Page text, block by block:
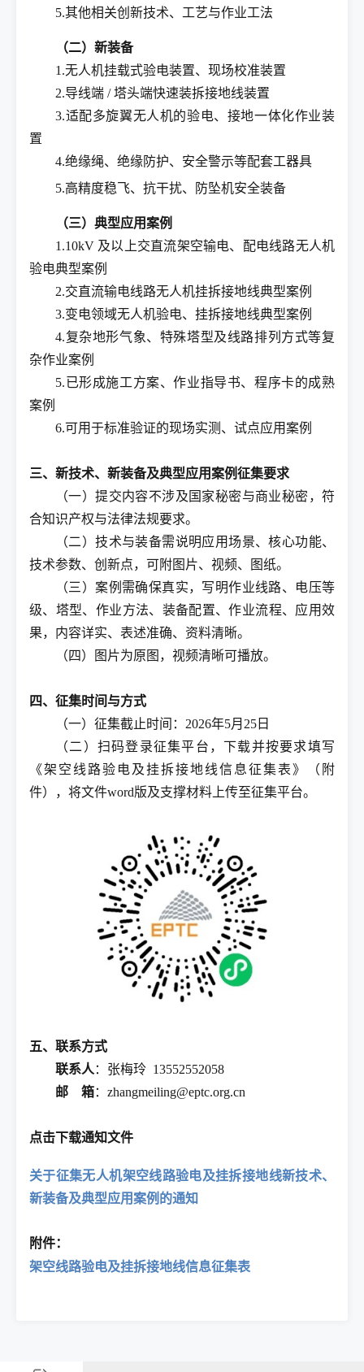
5.其他相关创新技术、工艺与作业工法
（二）新装备
1.无人机挂载式验电装置、现场校准装置
2.导线端 / 塔头端快速装拆接地线装置
3.适配多旋翼无人机的验电、接地一体化作业装
置
4.绝缘绳、绝缘防护、安全警示等配套工器具
5.高精度稳飞、抗干扰、防坠机安全装备
（三）典型应用案例
1.10kV 及以上交直流架空输电、配电线路无人机
验电典型案例
2.交直流输电线路无人机挂拆接地线典型案例
3.变电领域无人机验电、挂拆接地线典型案例
4.复杂地形气象、特殊塔型及线路排列方式等复
杂作业案例
5.已形成施工方案、作业指导书、程序卡的成熟
案例
6.可用于标准验证的现场实测、试点应用案例
三、新技术、新装备及典型应用案例征集要求
（一）提交内容不涉及国家秘密与商业秘密，符
合知识产权与法律法规要求。
（二）技术与装备需说明应用场景、核心功能、
技术参数、创新点，可附图片、视频、图纸。
（三）案例需确保真实，写明作业线路、电压等
级、塔型、作业方法、装备配置、作业流程、应用效
果，内容详实、表述准确、资料清晰。
（四）图片为原图，视频清晰可播放。
四、征集时间与方式
（一）征集截止时间：2026年5月25日
（二）扫码登录征集平台，下载并按要求填写
《架空线路验电及挂拆接地线信息征集表》（附
件），将文件word版及支撑材料上传至征集平台。
五、联系方式
联系人 ：张梅玲 13552552058
邮 箱：zhangmeiling@eptc.org.cn
点击下载通知文件
关于征集无人机架空线路验电及挂拆接地线新技术、
新装备及典型应用案例的通知
附件：
架空线路验电及挂拆接地线信息征集表